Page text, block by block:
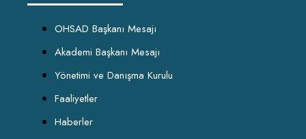
OHSAD Başkanı Mesajı
Akademi Başkanı Mesajı
Yönetimi ve Danışma Kurulu
Faaliyetler
Haberler